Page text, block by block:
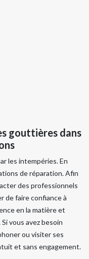
gouttières dans
les intempéries. En
de réparation. Afin
des professionnels
de faire confiance à
en la matière et
vous avez besoin
ou visiter ses
et sans engagement.